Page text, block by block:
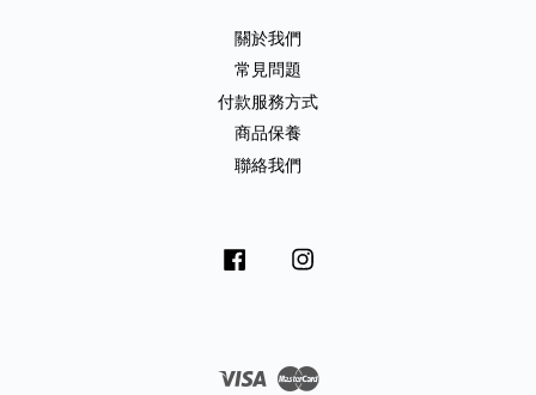
關於我們
常見問題
付款服務方式
商品保養
聯絡我們
Facebook
Visa Master